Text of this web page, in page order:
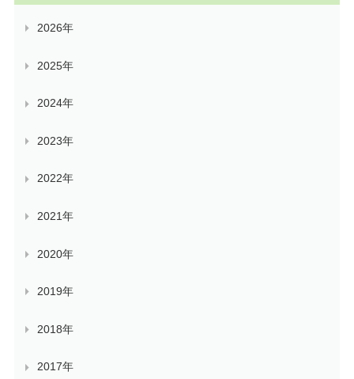
2026年
2025年
2024年
2023年
2022年
2021年
2020年
2019年
2018年
2017年